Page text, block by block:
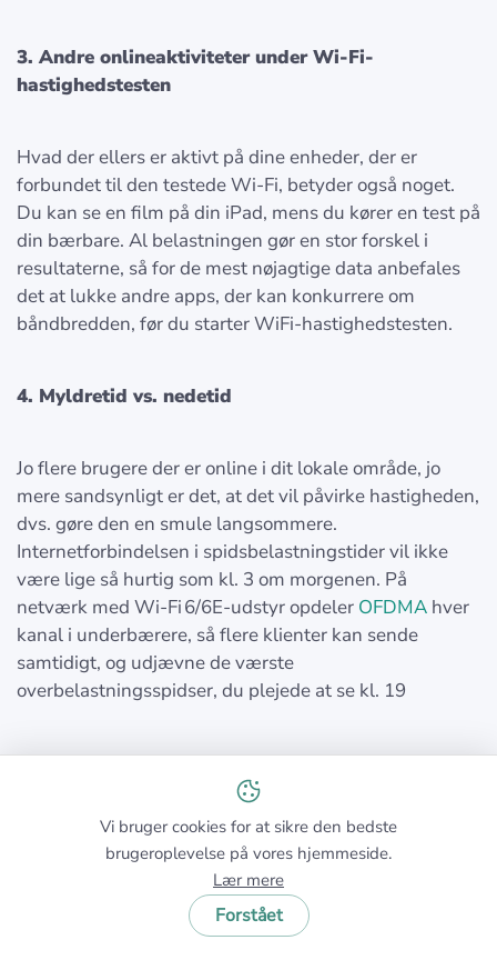
3. Andre onlineaktiviteter under Wi-Fi-
hastighedstesten
Hvad der ellers er aktivt på dine enheder, der er
forbundet til den testede Wi-Fi, betyder også noget.
Du kan se en film på din iPad, mens du kører en test på
din bærbare. Al belastningen gør en stor forskel i
resultaterne, så for de mest nøjagtige data anbefales
det at lukke andre apps, der kan konkurrere om
båndbredden, før du starter WiFi-hastighedstesten.
4. Myldretid vs. nedetid
Jo flere brugere der er online i dit lokale område, jo
mere sandsynligt er det, at det vil påvirke hastigheden,
dvs. gøre den en smule langsommere.
Internetforbindelsen i spidsbelastningstider vil ikke
være lige så hurtig som kl. 3 om morgenen. På
netværk med Wi‑Fi 6/6E-udstyr opdeler OFDMA hver
kanal i underbærere, så flere klienter kan sende
samtidigt, og udjævne de værste
overbelastningsspidser, du plejede at se kl. 19
5. Det udstyr, du bruger
Kvaliteten af opsætningen for dit hjemmenetværk og
typerne af enheder, der bruges, er vigtige faktorer for
trådløse hastighedstests. En gammel computer kan
give andre resultater end en nyere. Hvis enheden
Vi bruger cookies for at sikre den bedste
brugeroplevelse på vores hjemmeside.
Lær mere
Forstået